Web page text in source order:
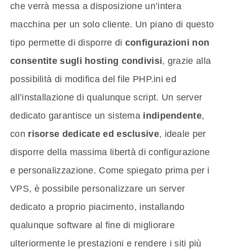
che verrà messa a disposizione un’intera
macchina per un solo cliente. Un piano di questo
tipo permette di disporre di configurazioni non
consentite sugli hosting condivisi, grazie alla
possibilità di modifica del file PHP.ini ed
all’installazione di qualunque script. Un server
dedicato garantisce un sistema indipendente,
con risorse dedicate ed esclusive, ideale per
disporre della massima libertà di configurazione
e personalizzazione. Come spiegato prima per i
VPS, è possibile personalizzare un server
dedicato a proprio piacimento, installando
qualunque software al fine di migliorare
ulteriormente le prestazioni e rendere i siti più